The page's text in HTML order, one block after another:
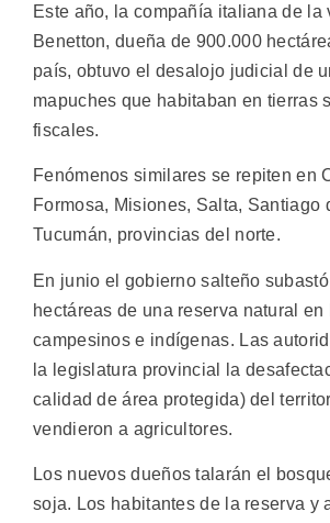
Este año, la compañía italiana de la
Benetton, dueña de 900.000
país, obtuvo el desalojo judicial de
mapuches que habitaban en tierras
fiscales.
Fenómenos similares se repiten en
Formosa, Misiones, Salta, Santiago
Tucumán, provincias del norte.
En junio el gobierno salteño
hectáreas de una reserva natural en
campesinos e indígenas. Las
la legislatura provincial la
calidad de área protegida) del
vendieron a agricultores.
Los nuevos dueños talarán el
soja. Los habitantes de la reserva y